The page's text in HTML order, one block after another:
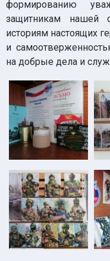
формированию
защитникам нашей
историям настоящих
и
на добрые дела и